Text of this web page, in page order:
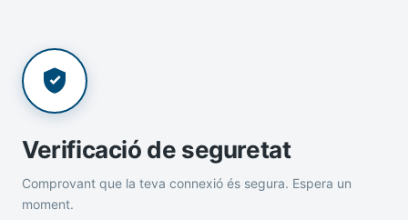
Verificació de seguretat
Comprovant que la teva connexió és segura. Espera un
moment.